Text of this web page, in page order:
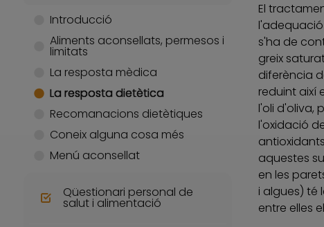
Introducció
Aliments aconsellats, permesos i
limitats
La resposta mèdica
La resposta dietètica
Recomanacions dietètiques
Coneix alguna cosa més
Menú aconsellat
Qüestionari personal de
salut i alimentació
El
s'ha de
greix
diferència
reduint així
l'oli d'oliva,
l'oxidació
aquestes
en les
i algues) té
entre elles